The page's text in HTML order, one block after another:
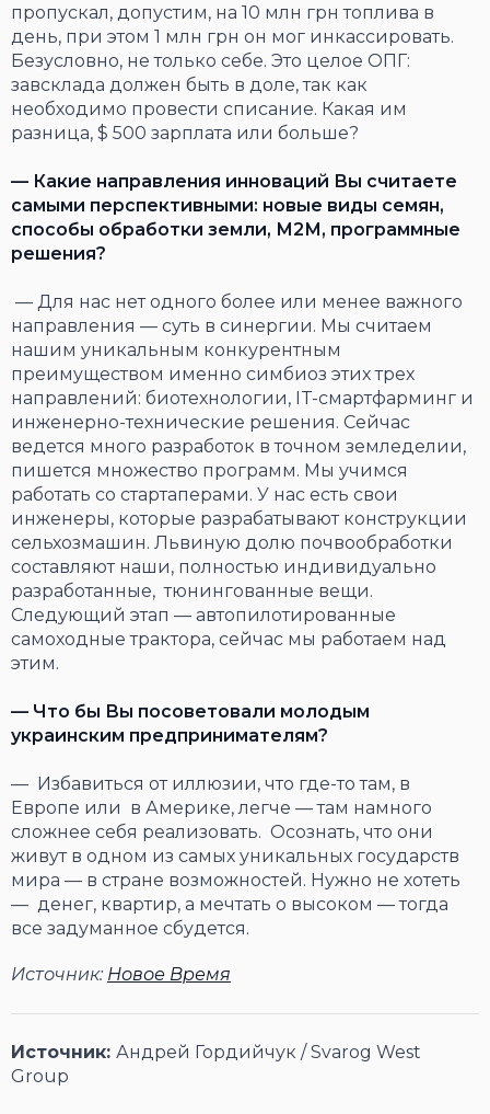
пропускал, допустим, на 10 млн грн топлива в
день, при этом 1 млн грн он мог инкассировать.
Безусловно, не только себе. Это целое ОПГ:
завсклада должен быть в доле, так как
необходимо провести списание. Какая им
разница, $ 500 зарплата или больше?
— Какие направления инноваций Вы считаете
самыми перспективными: новые виды семян,
способы обработки земли, М2М, программные
решения?
— Для нас нет одного более или менее важного
направления — суть в синергии. Мы считаем
нашим уникальным конкурентным
преимуществом именно симбиоз этих трех
направлений: биотехнологии, IT-смартфарминг и
инженерно-технические решения. Сейчас
ведется много разработок в точном земледелии,
пишется множество программ. Мы учимся
работать со стартаперами. У нас есть свои
инженеры, которые разрабатывают конструкции
сельхозмашин. Львиную долю почвообработки
составляют наши, полностью индивидуально
разработанные, тюнингованные вещи.
Следующий этап — автопилотированные
самоходные трактора, сейчас мы работаем над
этим.
— Что бы Вы посоветовали молодым
украинским предпринимателям?
— Избавиться от иллюзии, что где-то там, в
Европе или в Америке, легче — там намного
сложнее себя реализовать. Осознать, что они
живут в одном из самых уникальных государств
мира — в стране возможностей. Нужно не хотеть
— денег, квартир, а мечтать о высоком — тогда
все задуманное сбудется.
Источник: Новое Время
Источник: Андрей Гордийчук / Svarog West
Group